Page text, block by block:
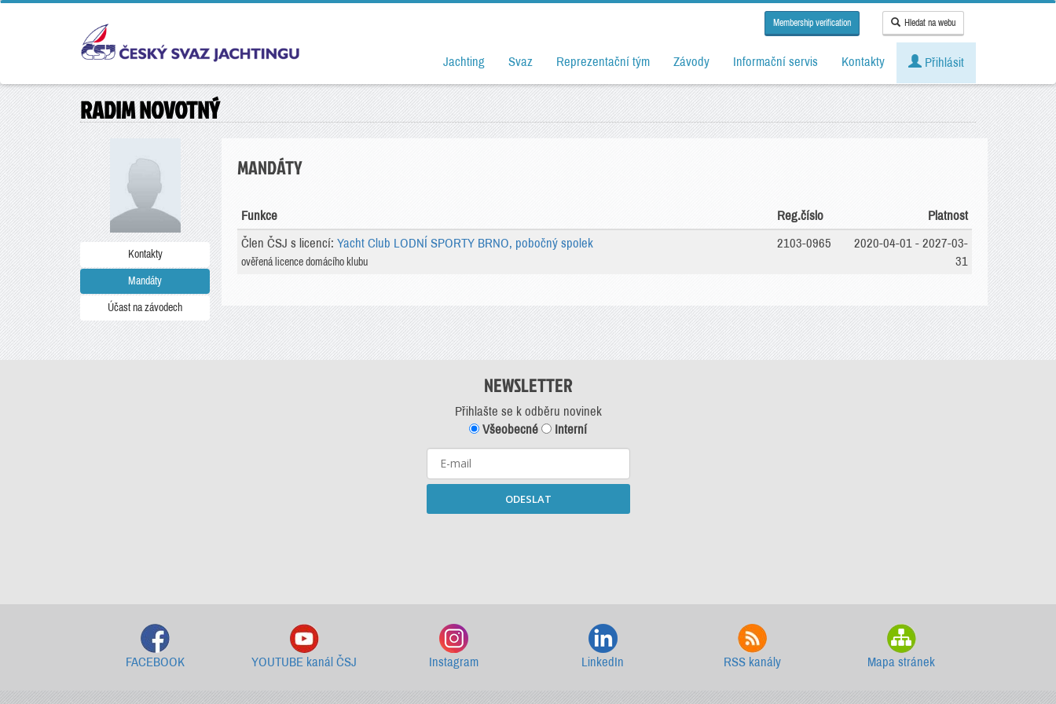
Membership verification Hledat na webu
Jachting Svaz Reprezentační tým Závody Informační servis Kontakty Přihlásit
RADIM NOVOTNÝ
Kontakty
Mandáty
Účast na závodech
MANDÁTY
Funkce Reg.číslo Platnost
Člen ČSJ s licencí: Yacht Club LODNÍ SPORTY BRNO, pobočný spolek
ověřená licence domácího klubu
2103-0965
2020-04-01 - 2027-03-
31
NEWSLETTER
Přihlašte se k odběru novinek
Všeobecné
Interní
ODESLAT
FACEBOOK YOUTUBE kanál ČSJ Instagram LinkedIn RSS kanály Mapa stránek